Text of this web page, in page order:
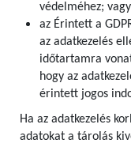
védelméhez; vagy
az Érintett a
az adatkezelés
időtartamra
hogy az
érintett jogos
Ha az adatkezelés
adatokat a tárolás